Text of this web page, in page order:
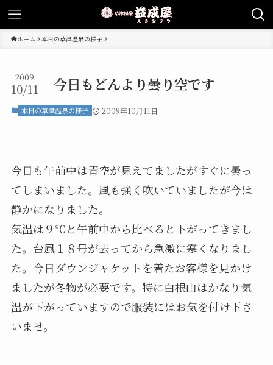
ホーム 本日の草津温泉の様子
今日もどんより曇り空です
2009
10/11
本日の草津温泉の様子 2009年10月11日
今日も午前中は青空が見えてましたがすぐに曇っ
てしまいました。風も強く吹いていましたが今は
静かになりました。
気温は９℃と午前中から比べると下がってきまし
た。台風１８号が去ってから急激に寒くなりまし
た。今日ダウンジャケットを着たお客様を見かけ
ましたが冬物が必要です。特に白根山はかなり気
温が下がっていますので服装にはお気を付け下さ
いませ。